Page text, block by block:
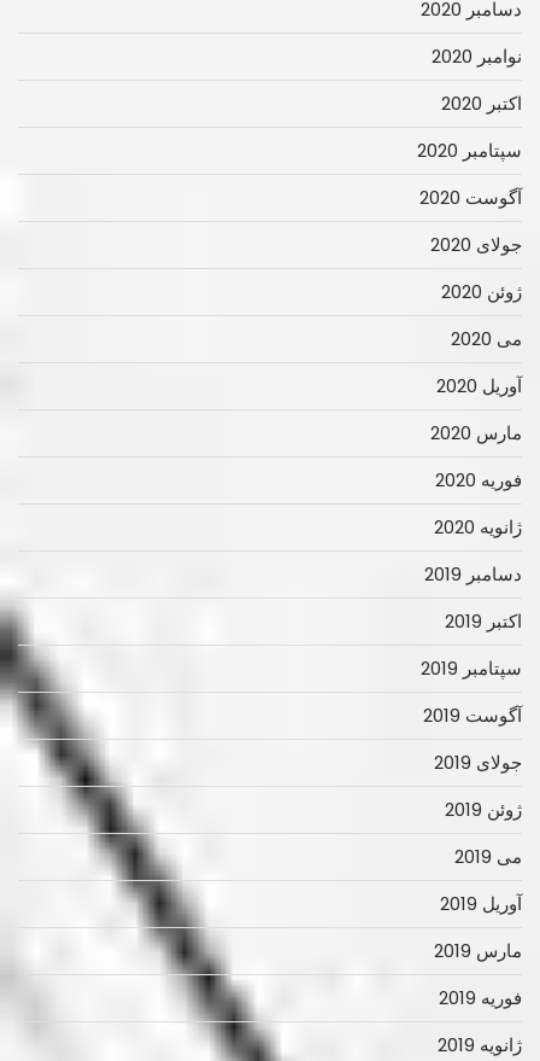
دسامبر 2020
نوامبر 2020
اکتبر 2020
سپتامبر 2020
آگوست 2020
جولای 2020
ژوئن 2020
می 2020
آوریل 2020
مارس 2020
فوریه 2020
ژانویه 2020
دسامبر 2019
اکتبر 2019
سپتامبر 2019
آگوست 2019
جولای 2019
ژوئن 2019
می 2019
آوریل 2019
مارس 2019
فوریه 2019
ژانویه 2019